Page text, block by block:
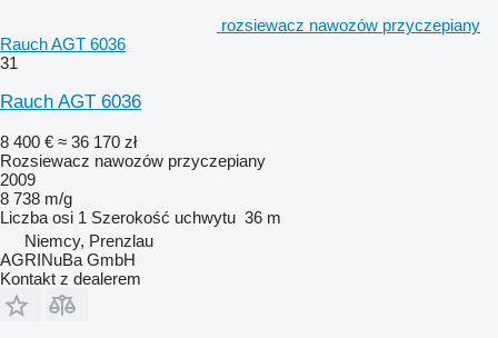
rozsiewacz nawozów przyczepiany
Rauch AGT 6036
31
Rauch AGT 6036
8 400 € ≈ 36 170 zł
Rozsiewacz nawozów przyczepiany
2009
8 738 m/g
Liczba osi 1 Szerokość uchwytu 36 m
Niemcy, Prenzlau
AGRINuBa GmbH
Kontakt z dealerem